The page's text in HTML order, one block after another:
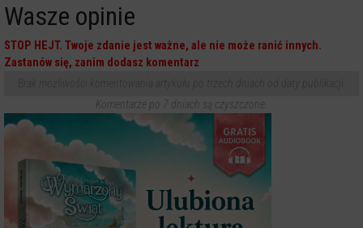
Wasze opinie
STOP HEJT. Twoje zdanie jest ważne, ale nie może ranić innych.
Zastanów się, zanim dodasz komentarz
Komentarze po 7 dniach są czyszczone.